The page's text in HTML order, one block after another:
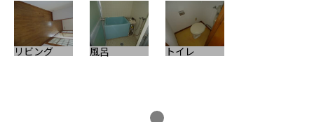
リビング 風呂 トイレ